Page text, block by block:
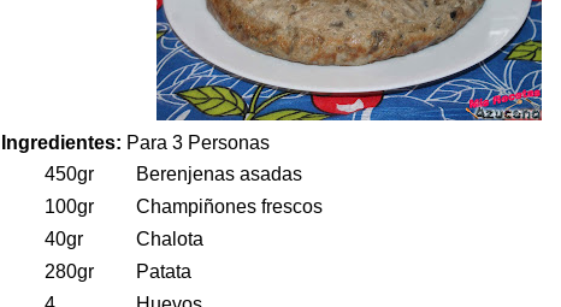
Ingredientes: Para 3 Personas
450gr
Berenjenas asadas
100gr
Champiñones frescos
40gr
Chalota
280gr
Patata